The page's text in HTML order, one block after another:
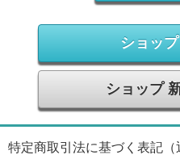
ショッ
ショップ
特定商取引法に基づく表記（